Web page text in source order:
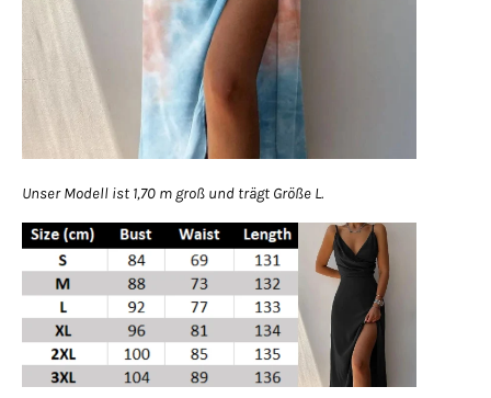
Unser Modell ist 1,70 m groß und trägt Größe L.